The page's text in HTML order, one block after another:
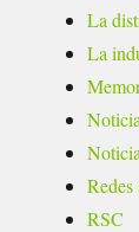
La
La
Redes
RSC